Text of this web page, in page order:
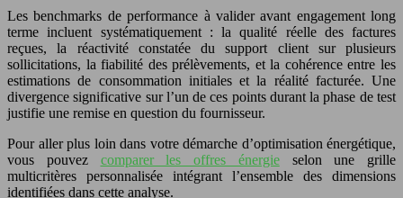
Les benchmarks de performance à valider avant engagement long
terme incluent systématiquement : la qualité réelle des factures
reçues, la réactivité constatée du support client sur plusieurs
sollicitations, la fiabilité des prélèvements, et la cohérence entre les
estimations de consommation initiales et la réalité facturée. Une
divergence significative sur l’un de ces points durant la phase de test
justifie une remise en question du fournisseur.
Pour aller plus loin dans votre démarche d’optimisation énergétique,
vous pouvez comparer les offres énergieselon une grille
multicritères personnalisée intégrant l’ensemble des dimensions
identifiées dans cette analyse.